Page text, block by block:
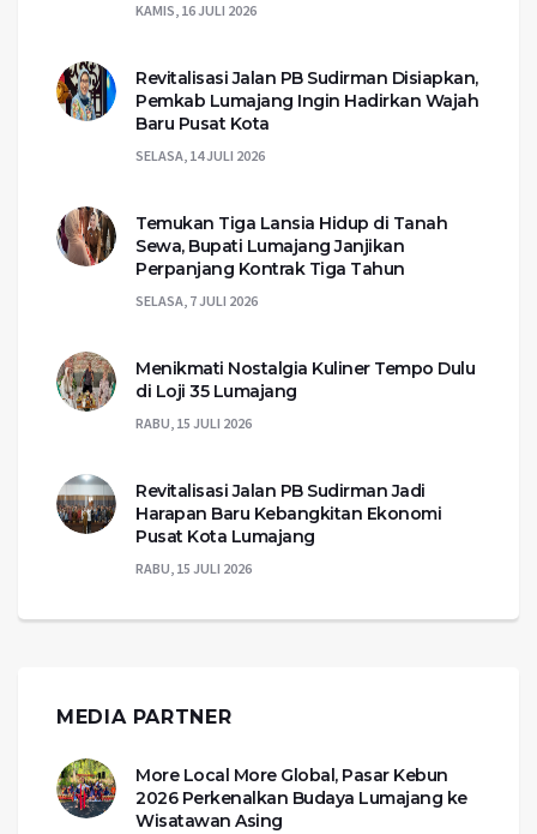
KAMIS, 16 JULI 2026
Revitalisasi Jalan PB Sudirman Disiapkan,
Pemkab Lumajang Ingin Hadirkan Wajah
Baru Pusat Kota
SELASA, 14 JULI 2026
Temukan Tiga Lansia Hidup di Tanah
Sewa, Bupati Lumajang Janjikan
Perpanjang Kontrak Tiga Tahun
SELASA, 7 JULI 2026
Menikmati Nostalgia Kuliner Tempo Dulu
di Loji 35 Lumajang
RABU, 15 JULI 2026
Revitalisasi Jalan PB Sudirman Jadi
Harapan Baru Kebangkitan Ekonomi
Pusat Kota Lumajang
RABU, 15 JULI 2026
MEDIA PARTNER
More Local More Global, Pasar Kebun
2026 Perkenalkan Budaya Lumajang ke
Wisatawan Asing